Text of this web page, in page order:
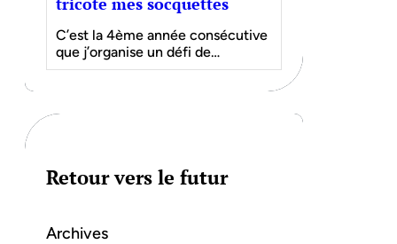
C’est la 4ème année consécutive
que j’organise un défi de…
Retour vers le futur
Archives